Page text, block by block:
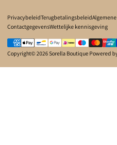
PrivacybeleidTerugbetalingsbeleid
ContactgegevensWettelijke kennisgeving
Copyright© 2026Sorella Boutique Powered